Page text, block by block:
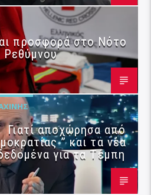
προσφορά στο Νότο
Ρεθύμνου
αποχώρησα από
” και τα νέα
για τα Τέμπη